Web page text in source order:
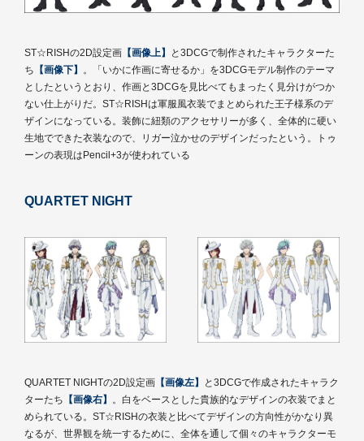
ST☆RISHの2D設定画 【画像上】
と3DCGで制作されたキャラクターた
ち 【画像下】 。「いかに作画に寄せるか」を3DCGモデル制作のテーマ
としたというとおり、作画と3DCGを見比べてもまったく見分けがつか
ない仕上がりだ。ST☆RISHは軍服風衣装でまとめられた王子様系のデ
ザインになっている。装飾に紐類のアクセサリーが多く、全体的に硬い
生地でできた衣装なので、リガー泣かせのデザインだったという。トゥ
ーンの表現はPencil+3が使われている
QUARTET NIGHT
QUARTET NIGHTの2D設定画 【画像左】
と3DCGで作成されたキャラク
ターたち 【画像右】 。白をベースとした貴族的なデザインの衣装でまと
められている。ST☆RISHの衣装と比べてデザインの方向性がかなり異
なるが、世界観を統一するために、全体を通して個々のキャラクターモ